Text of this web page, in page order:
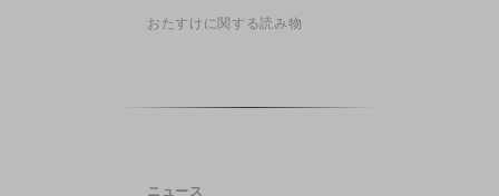
おたすけに関する読み物
ニュース